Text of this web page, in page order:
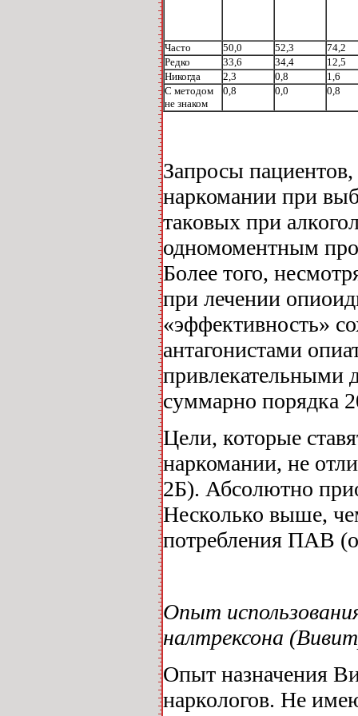
Часто 50,0 52,3
74,2
Редко
33,6 34,4
12,5
Никогда
2,3 0,8
1,6
С методом
не знаком
0,8 0,0 0,8
Запросы
наркомании при
таковых при
одномоментным
Более того,
при лечении
«эффективность»
антагонистами
привлекательными
суммарно порядка
Цели, которые
наркомании, не
2Б). Абсолютно
Несколько выше,
потребления ПАВ
Опыт
налтрексона
Опыт назначения
наркологов. Не